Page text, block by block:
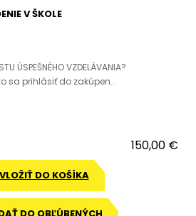
V ŠKOLE
ÚSPEŠNÉHO VZDELÁVANIA?
sa prihlásiť do zakúpen..
150,00 €
VLOŽIŤ DO KOŠÍKA